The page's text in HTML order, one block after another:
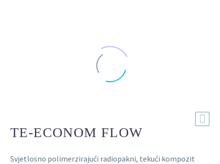
TE-ECONOM FLOW
Svjetlosno polimerzirajući radiopakni, tekući kompozit